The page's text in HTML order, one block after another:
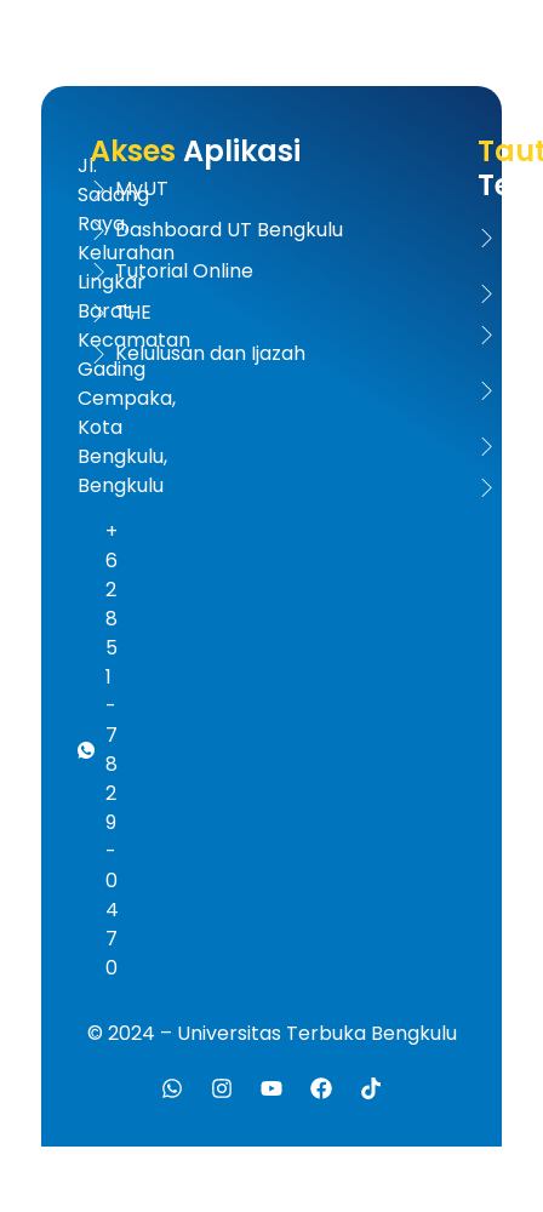
Jl.
Sadang
Raya,
Kelurahan
Lingkar
Barat,
Kecamatan
Gading
Cempaka,
Kota
Bengkulu,
Bengkulu
+
6
2
8
5
1
-
7
8
2
9
-
0
4
7
0
Akses Aplikasi
MyUT
Dashboard UT Bengkulu
Tutorial Online
THE
Kelulusan dan Ijazah
© 2024 – Universitas Terbuka Bengkulu